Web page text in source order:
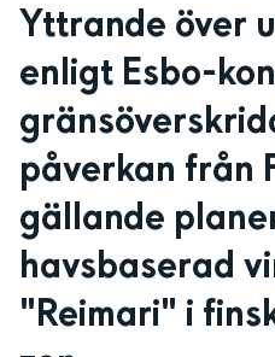
Yttrande över
enligt Esbo-
påverkan från
gällande
havsbaserad
"Reimari" i